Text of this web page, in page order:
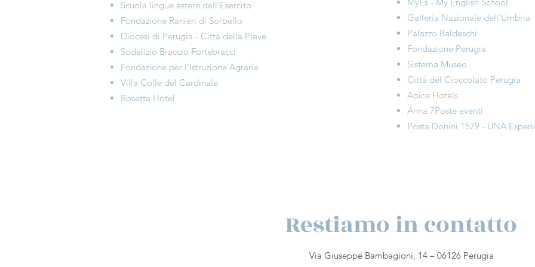
Scuola lingue estere dell’Esercito
Fondazione Ranieri di Sorbello
Diocesi di Perugia - Città della Pieve
Sodalizio Braccio Fortebracci
Fondazione per l’Istruzione Agraria
Villa Colle del Cardinale
Rosetta Hotel
Galleria Nazionale dell’Umbria
Palazzo Baldeschi
Fondazione Perugia
Sistema Museo
Città del Cioccolato Perugia
Apice Hotels
Anna 7Poste eventi
Posta Donini 1579 - UNA
Restiamo in contatto
Via Giuseppe Bambagioni, 14 – 06126 Perugia